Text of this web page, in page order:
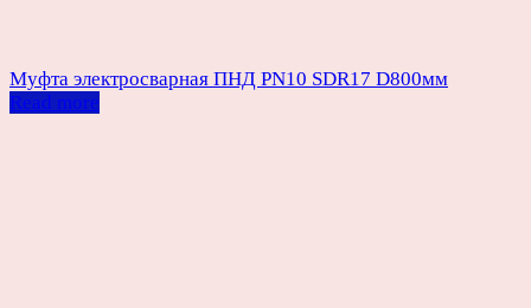
Муфта электросварная ПНД PN10 SDR17 D800мм
Read more